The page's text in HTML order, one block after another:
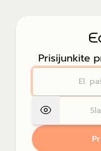
Prisijunkite